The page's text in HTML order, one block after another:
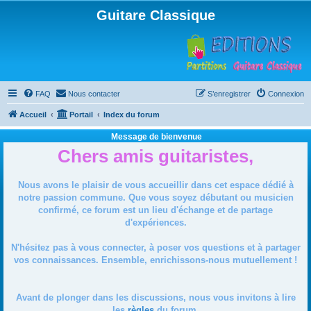
Guitare Classique
FAQ Nous contacter Connexion
S’enregistrer
Accueil Portail Index du forum
Message de bienvenue
Chers amis guitaristes,
Nous avons le plaisir de vous accueillir dans cet espace dédié à
notre passion commune. Que vous soyez débutant ou musicien
confirmé, ce forum est un lieu d'échange et de partage
d'expériences.
N'hésitez pas à vous connecter, à poser vos questions et à partager
vos connaissances. Ensemble, enrichissons-nous mutuellement !
Avant de plonger dans les discussions, nous vous invitons à lire